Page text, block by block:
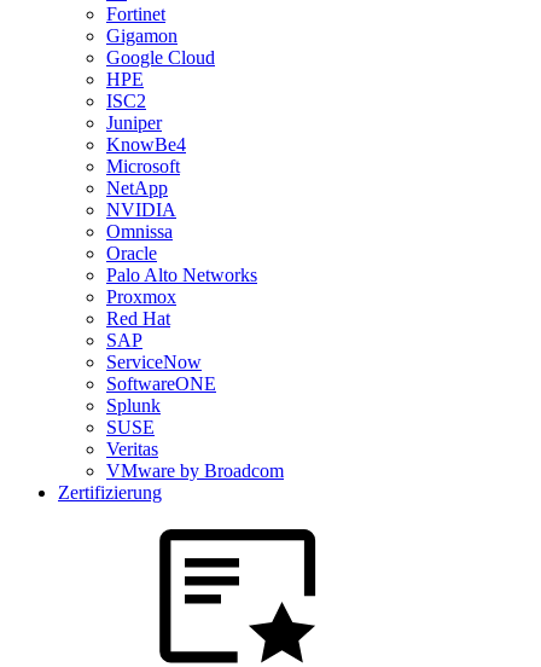
Fortinet
Gigamon
Google Cloud
HPE
ISC2
Juniper
KnowBe4
Microsoft
NetApp
NVIDIA
Omnissa
Oracle
Palo Alto Networks
Proxmox
Red Hat
SAP
ServiceNow
SoftwareONE
Splunk
SUSE
Veritas
VMware by Broadcom
Zertifizierung